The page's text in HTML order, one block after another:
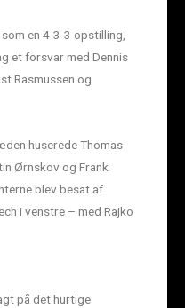
en 4-3-3 opstilling,
et forsvar med Dennis
Rasmussen og
huserede Thomas
Ørnskov og Frank
blev besat af
i venstre – med Rajko
på det hurtige